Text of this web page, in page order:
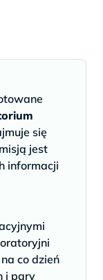
się
jest
informacji
co dzień
i pary